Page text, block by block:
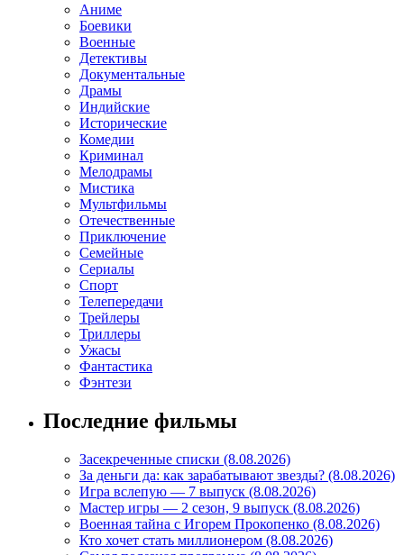
Аниме
Боевики
Военные
Детективы
Документальные
Драмы
Индийские
Исторические
Комедии
Криминал
Мелодрамы
Мистика
Мультфильмы
Отечественные
Приключение
Семейные
Сериалы
Спорт
Телепередачи
Трейлеры
Триллеры
Ужасы
Фантастика
Фэнтези
Последние фильмы
Засекреченные списки (8.08.2026)
За деньги да: как зарабатывают звезды? (8.08.2026)
Игра вслепую — 7 выпуск (8.08.2026)
Мастер игры — 2 сезон, 9 выпуск (8.08.2026)
Военная тайна с Игорем Прокопенко (8.08.2026)
Кто хочет стать миллионером (8.08.2026)